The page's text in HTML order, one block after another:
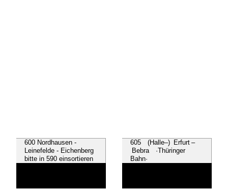
600 Nordhausen -
Leinefelde - Eichenberg
bitte in 590 einsortieren
605 (Halle–) Erfurt –
Bebra ·Thüringer
Bahn·